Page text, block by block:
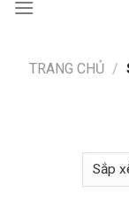
TRANG CHỦ /